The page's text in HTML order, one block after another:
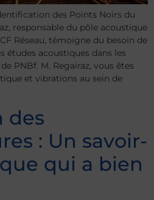
des Points Noirs du
responsable du pôle acoustique
Réseau, témoigne du besoin de
études acoustiques dans les
PNBf. M. Regairaz, vous êtes
et vibrations au sein de
des
: Un savoir-
qui a bien